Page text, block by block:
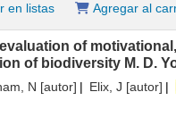
en listas Agregar al
of
of biodiversity M. D.
N [autor] Elix, J [autor]